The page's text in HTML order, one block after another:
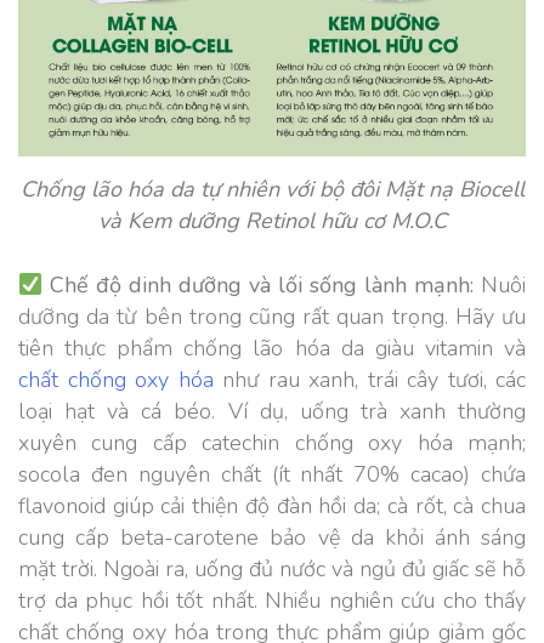
Chống lão hóa da tự nhiên với bộ đôi Mặt nạ Biocell
và Kem dưỡng Retinol hữu cơ M.O.C
Chế độ dinh dưỡng và lối sống lành mạnh: Nuôi
dưỡng da từ bên trong cũng rất quan trọng. Hãy ưu
tiên thực phẩm chống lão hóa da giàu vitamin và
chất chống oxy hóa như rau xanh, trái cây tươi, các
loại hạt và cá béo. Ví dụ, uống trà xanh thường
xuyên cung cấp catechin chống oxy hóa mạnh;
socola đen nguyên chất (ít nhất 70% cacao) chứa
flavonoid giúp cải thiện độ đàn hồi da; cà rốt, cà chua
cung cấp beta-carotene bảo vệ da khỏi ánh sáng
mặt trời. Ngoài ra, uống đủ nước và ngủ đủ giấc sẽ hỗ
trợ da phục hồi tốt nhất. Nhiều nghiên cứu cho thấy
chất chống oxy hóa trong thực phẩm giúp giảm gốc